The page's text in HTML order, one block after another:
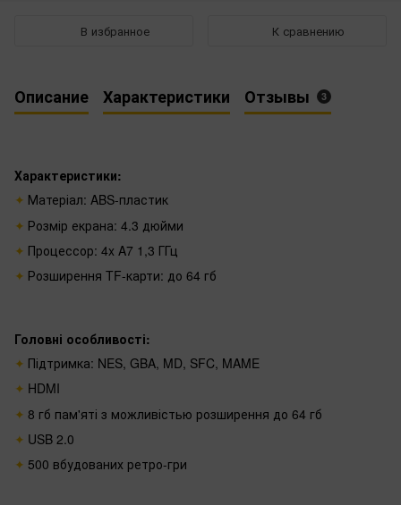
В избранное К сравнению
Описание Характеристики Отзывы 3
Характеристики:
Матеріал: ABS-пластик
Розмір екрана: 4.3 дюйми
Процессор: 4x A7 1,3 ГГц
Розширення TF-карти: до 64 гб
Головні особливості:
Підтримка: NES, GBA, MD, SFC, MAME
HDMI
8 гб пам'яті з можливістью розширення до 64 гб
USB 2.0
500 вбудованих ретро-гри